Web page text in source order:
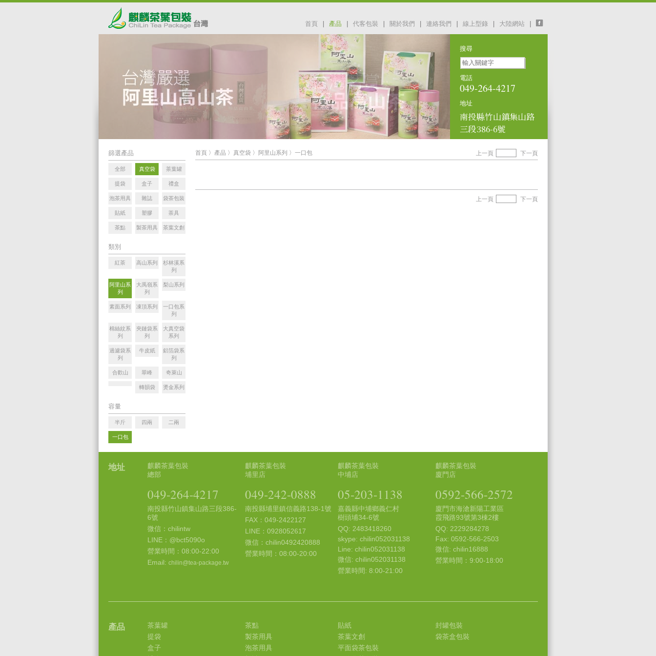
大陸網站
線上型錄
連絡我們
關於我們
代客包裝
產品
首頁
搜尋
電話
049-264-4217
地址
南投縣竹山鎮集山路
三段386-6號
篩選產品
全部 真空袋 茶葉罐
提袋 盒子 禮盒
泡茶用具 雜誌 袋茶包裝
貼紙 塑膠 茶具
茶點 製茶用具 茶葉文創
類別
紅茶 高山系列
杉林溪系
列
阿里山系
列
大禹嶺系
列
梨山系列
素面系列 凍頂系列
一口包系
列
棉絲紋系
列
夾鏈袋系
列
大真空袋
系列
過濾袋系
列
牛皮紙
鋁箔袋系
列
合歡山 翠峰 奇萊山
轉韻袋 燙金系列
容量
半斤 四兩 二兩
一口包
首頁 〉 產品 〉 真空袋 〉 阿里山系列 〉 一口包 上一頁 下一頁
上一頁 下一頁
地址
麒麟茶葉包裝
總部
049-264-4217
南投縣竹山鎮集山路三段386-
6號
微信：chilintw
LINE：@bct5090o
營業時間：08:00-22:00
Email: chilin@tea-package.tw
麒麟茶葉包裝
埔里店
049-242-0888
南投縣埔里鎮信義路138-1號
FAX：049-2422127
LINE：0928052617
微信：chilin0492420888
營業時間：08:00-20:00
麒麟茶葉包裝
中埔店
05-203-1138
嘉義縣中埔鄉義仁村
樹頭埔34-6號
QQ: 2483418260
skype: chilin052031138
Line: chilin052031138
微信: chilin052031138
營業時間: 8:00-21:00
麒麟茶葉包裝
廈門店
0592-566-2572
廈門市海滄新陽工業區
霞飛路93號第3棟2樓
QQ: 2229284278
Fax: 0592-566-2503
微信: chilin16888
營業時間：9:00-18:00
產品
茶葉罐
提袋
盒子
茶點
製茶用具
泡茶用具
貼紙
茶葉文創
平面袋茶包裝
封罐包裝
袋茶盒包裝